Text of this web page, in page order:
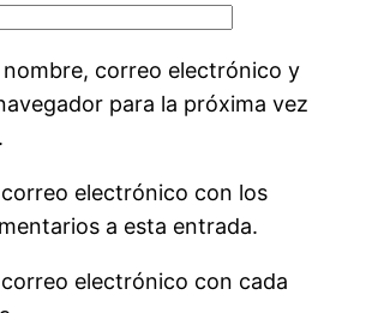
nombre, correo electrónico y
para la próxima vez
electrónico con los
a esta entrada.
electrónico con cada